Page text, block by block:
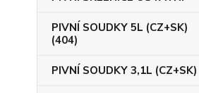
PIVNÍ SOUDKY 5L (CZ+SK)
(404)
PIVNÍ SOUDKY 3,1L (CZ+SK)